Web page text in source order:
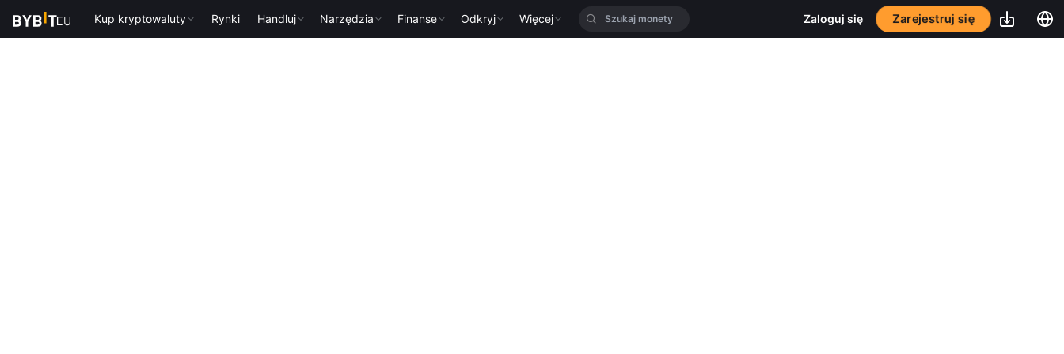
Kup kryptowaluty Rynki Handluj Narzędzia Finanse Odkryj Więcej Zaloguj się Zarejestruj się